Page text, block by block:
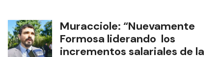
Muracciole: “Nuevamente
Formosa liderando los
incrementos salariales de la